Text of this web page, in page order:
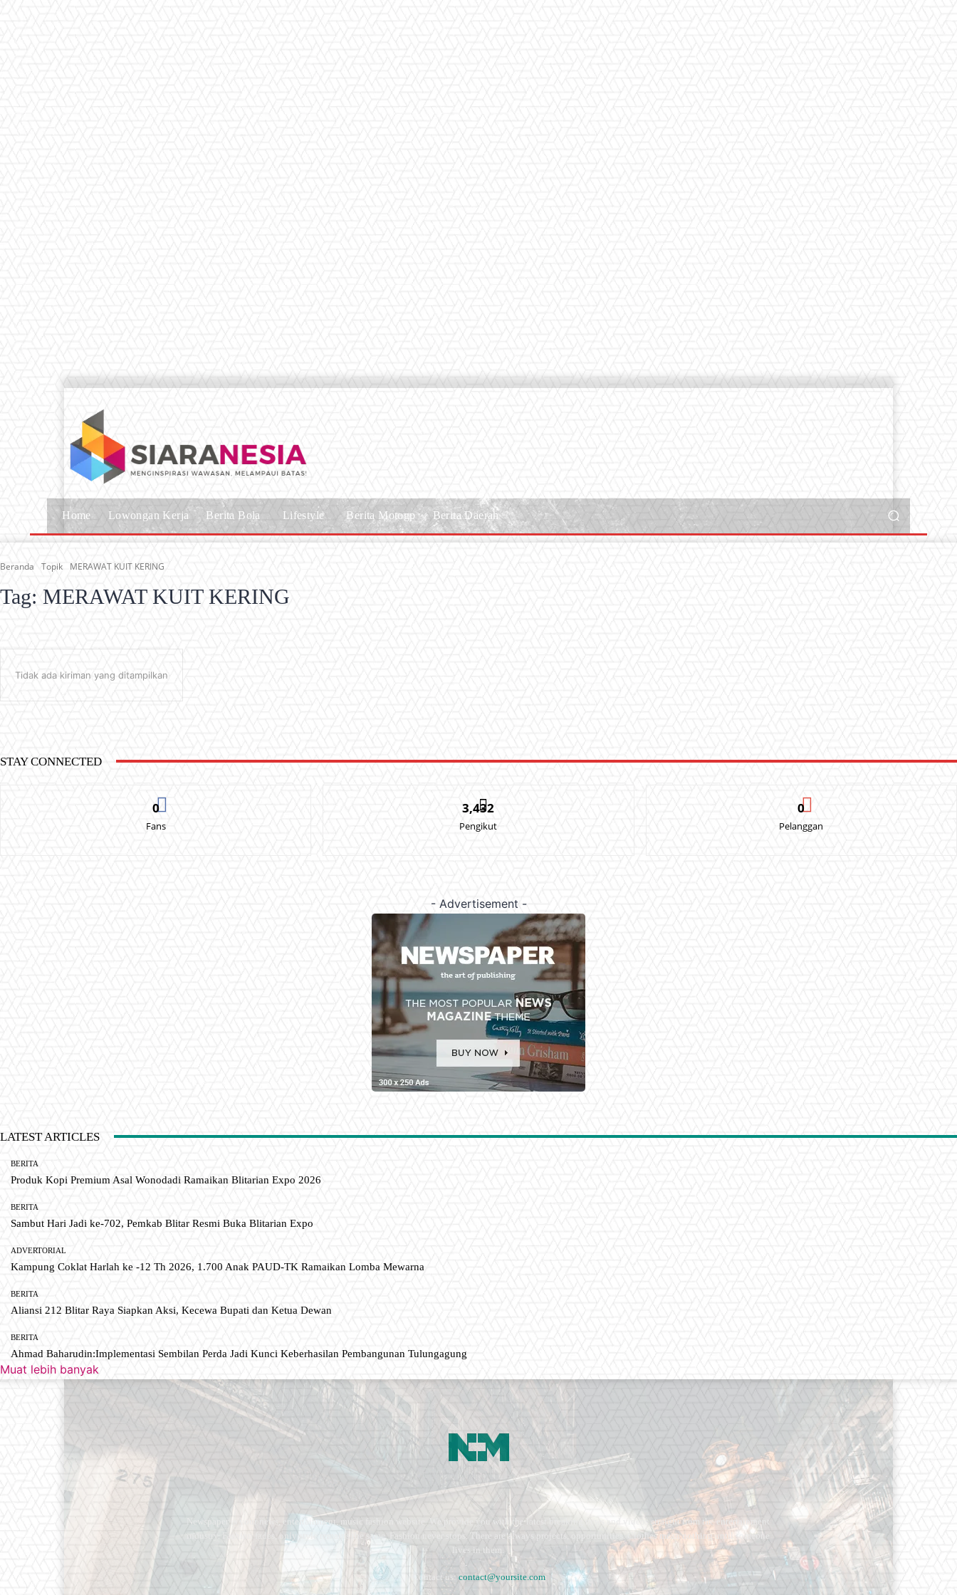
Home Lowongan Kerja Berita Bola Lifestyle Berita Motogp Berita Daerah
Beranda Topik MERAWAT KUIT KERING
Tag: MERAWAT KUIT KERING
Tidak ada kiriman yang ditampilkan
STAY CONNECTED
0
Fans
3,432
Pengikut
0
Pelanggan
- Advertisement -
LATEST ARTICLES
BERITA
Produk Kopi Premium Asal Wonodadi Ramaikan Blitarian Expo 2026
BERITA
Sambut Hari Jadi ke-702, Pemkab Blitar Resmi Buka Blitarian Expo
ADVERTORIAL
Kampung Coklat Harlah ke -12 Th 2026, 1.700 Anak PAUD-TK Ramaikan Lomba Mewarna
BERITA
Aliansi 212 Blitar Raya Siapkan Aksi, Kecewa Bupati dan Ketua Dewan
BERITA
Ahmad Baharudin:Implementasi Sembilan Perda Jadi Kunci Keberhasilan Pembangunan Tulungagung
Muat lebih banyak
Newspaper is your news, entertainment, music fashion website. We provide you with the latest breaking news and videos straight from the entertainment
industry. Fashion fades, only style remains the same. Fashion never stops. There are always projects, opportunities. Clothes mean nothing until someone
lives in them.
Contact us: contact@yoursite.com